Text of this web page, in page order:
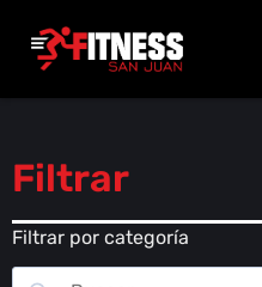
Filtrar
Filtrar por categoría